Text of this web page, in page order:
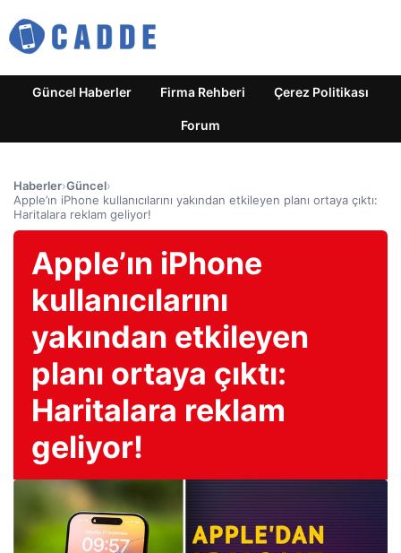
Güncel Haberler Firma Rehberi Çerez Politikası
Forum
Haberler›Güncel›
Apple’ın iPhone kullanıcılarını yakından etkileyen planı ortaya çıktı:
Haritalara reklam geliyor!
Apple’ın iPhone
kullanıcılarını
yakından etkileyen
planı ortaya çıktı:
Haritalara reklam
geliyor!